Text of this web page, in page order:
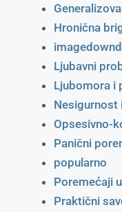
Hronična
Ljubavni
Ljubomora i
Nesigurnost
Opsesivno-
Panični
popularno
Poremećaji
Praktični